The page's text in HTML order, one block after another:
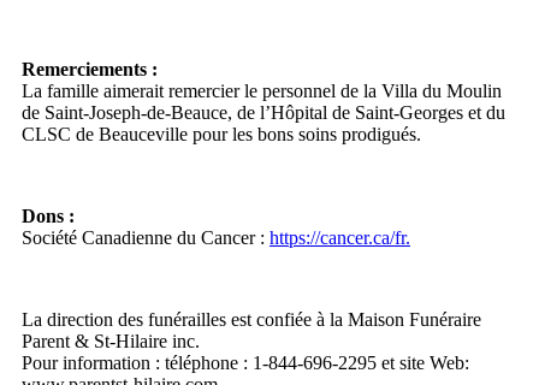
Remerciements :
La famille aimerait remercier le personnel de la Villa du Moulin
de Saint-Joseph-de-Beauce, de l’Hôpital de Saint-Georges et du
CLSC de Beauceville pour les bons soins prodigués.
Dons :
Société Canadienne du Cancer : https://cancer.ca/fr.
La direction des funérailles est confiée à la Maison Funéraire
Parent & St-Hilaire inc.
Pour information : téléphone : 1-844-696-2295 et site Web: